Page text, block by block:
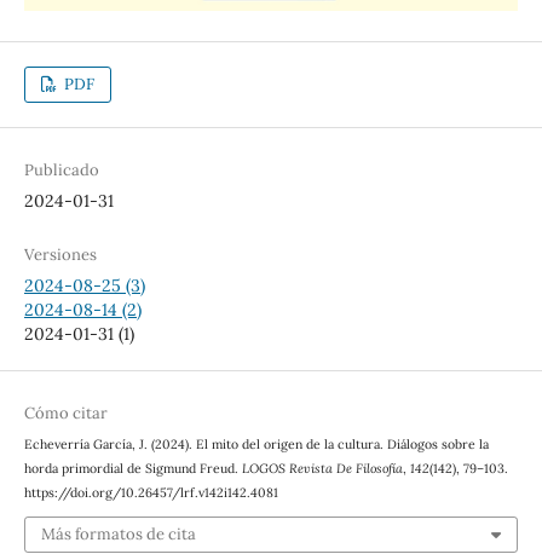
PDF
Publicado
2024-01-31
Versiones
2024-08-25 (3)
2024-08-14 (2)
2024-01-31 (1)
Cómo citar
Echeverría García, J. (2024). El mito del origen de la cultura. Diálogos sobre la
horda primordial de Sigmund Freud. LOGOS Revista De Filosofía, 142(142), 79–103.
https://doi.org/10.26457/lrf.v142i142.4081
Más formatos de cita